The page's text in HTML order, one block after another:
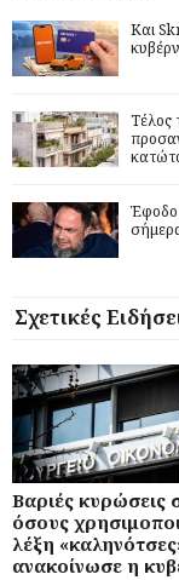
Και
Τέλος
Έφοδο
Σχετικές
Βαριές κυρώσεις
όσους
λέξη
ανακοίνωσε η